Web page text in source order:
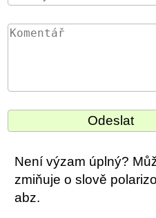
Není výzam úplný?
zmiňuje o slově
abz.